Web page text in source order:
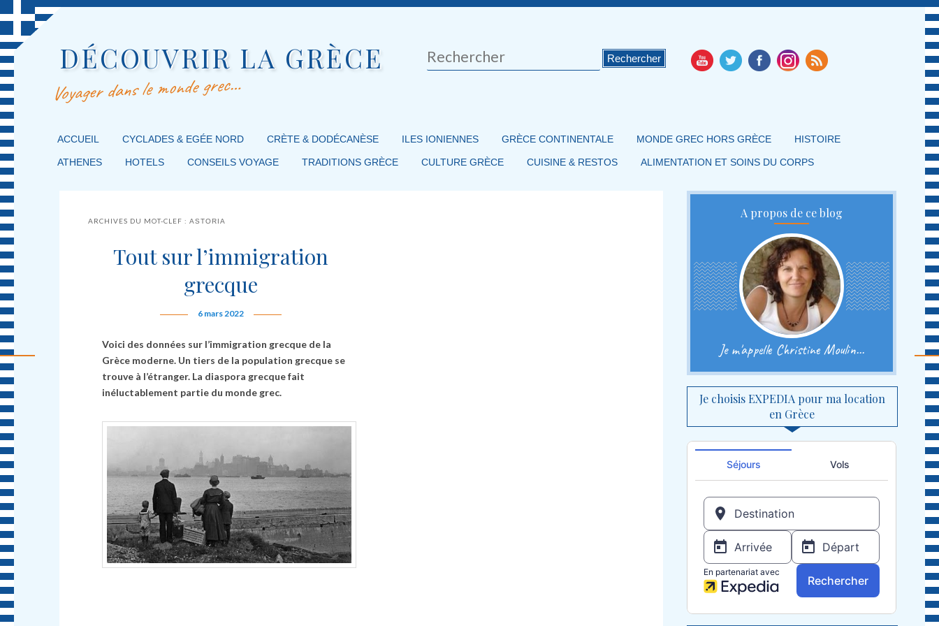
DÉCOUVRIR LA GRÈCE
Voyager dans le monde grec…
Rechercher
MENU PRINCIPAL
MASQUER LA NAVIGATION PRINCIPALE
MASQUER LA NAVIGATION SECONDAIRE
ACCUEIL CYCLADES & EGÉE NORD CRÈTE & DODÉCANÈSE ILES IONIENNES GRÈCE CONTINENTALE MONDE GREC HORS GRÈCE HISTOIRE
ATHENES HOTELS CONSEILS VOYAGE TRADITIONS GRÈCE CULTURE GRÈCE CUISINE & RESTOS ALIMENTATION ET SOINS DU CORPS
ARCHIVES DU MOT-CLEF :ASTORIA
Tout sur l’immigration
grecque
6 mars 2022
Voici des données sur l’immigration grecque de la
Grèce moderne. Un tiers de la population grecque se
trouve à l’étranger. La diaspora grecque fait
inéluctablement partie du monde grec.
A propos de ce blog
Je m'appelle Christine Moulin...
Je choisis EXPEDIA pour ma location
en Grèce